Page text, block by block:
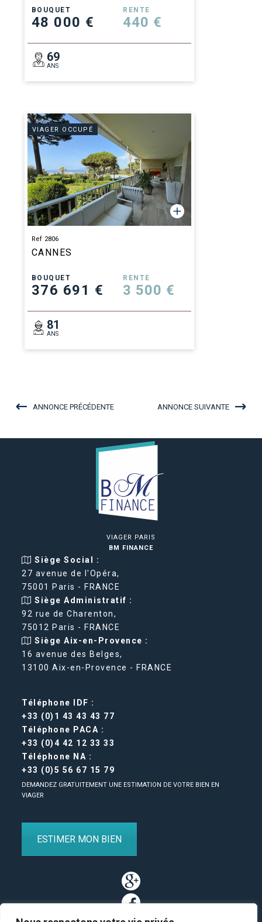
BOUQUET
48 000 €
RENTE
440 €
69
ANS
VIAGER OCCUPÉ
Ref 2806
CANNES
BOUQUET
376 691 €
RENTE
3 500 €
81
ANS
ANNONCE PRÉCÉDENTE ANNONCE SUIVANTE
VIAGER PARIS
BM FINANCE
Siège Social :
27 avenue de l'Opéra,
75001 Paris - FRANCE
Siège Administratif :
92 rue de Charenton,
75012 Paris - FRANCE
Siège Aix-en-Provence :
16 avenue des Belges,
13100 Aix-en-Provence - FRANCE
Téléphone IDF :
+33 (0)1 43 43 43 77
Téléphone PACA :
+33 (0)4 42 12 33 33
Téléphone NA :
+33 (0)5 56 67 15 79
DEMANDEZ GRATUITEMENT UNE ESTIMATION DE VOTRE BIEN EN
VIAGER
ESTIMER MON BIEN